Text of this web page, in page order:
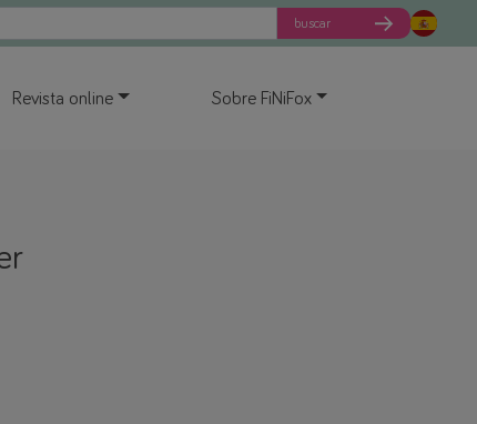
buscar
Revista online Sobre FiNiFox